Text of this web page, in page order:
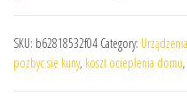
SKU: b62818532f04 Category:
pozbyc sie kuny, koszt ocieplenia domu,